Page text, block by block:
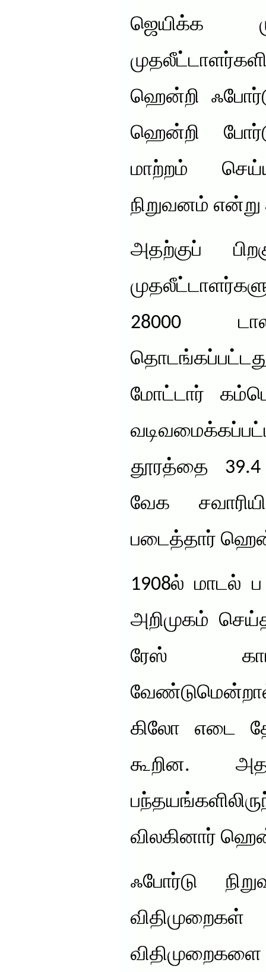
ஜெயிக்க
ஹென்றி
ஹென்றி
மாற்றம்
நிறுவனம் என்று
அதற்குப்
28000
மோட்டார்
தூரத்தை 39.4
வேக
படைத்தார்
1908ல் மாடல்
அறிமுகம்
ரேஸ்
கிலோ எடை
கூறின.
விலகினார்
ஃபோர்டு
விதிமுறைகளை